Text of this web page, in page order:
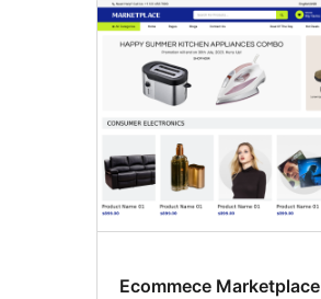
Ecommece Marketplace